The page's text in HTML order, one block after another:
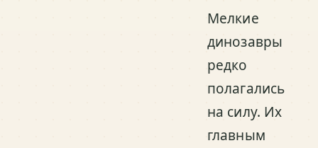
Мелкие
динозавры
редко
полагались
на силу. Их
главным